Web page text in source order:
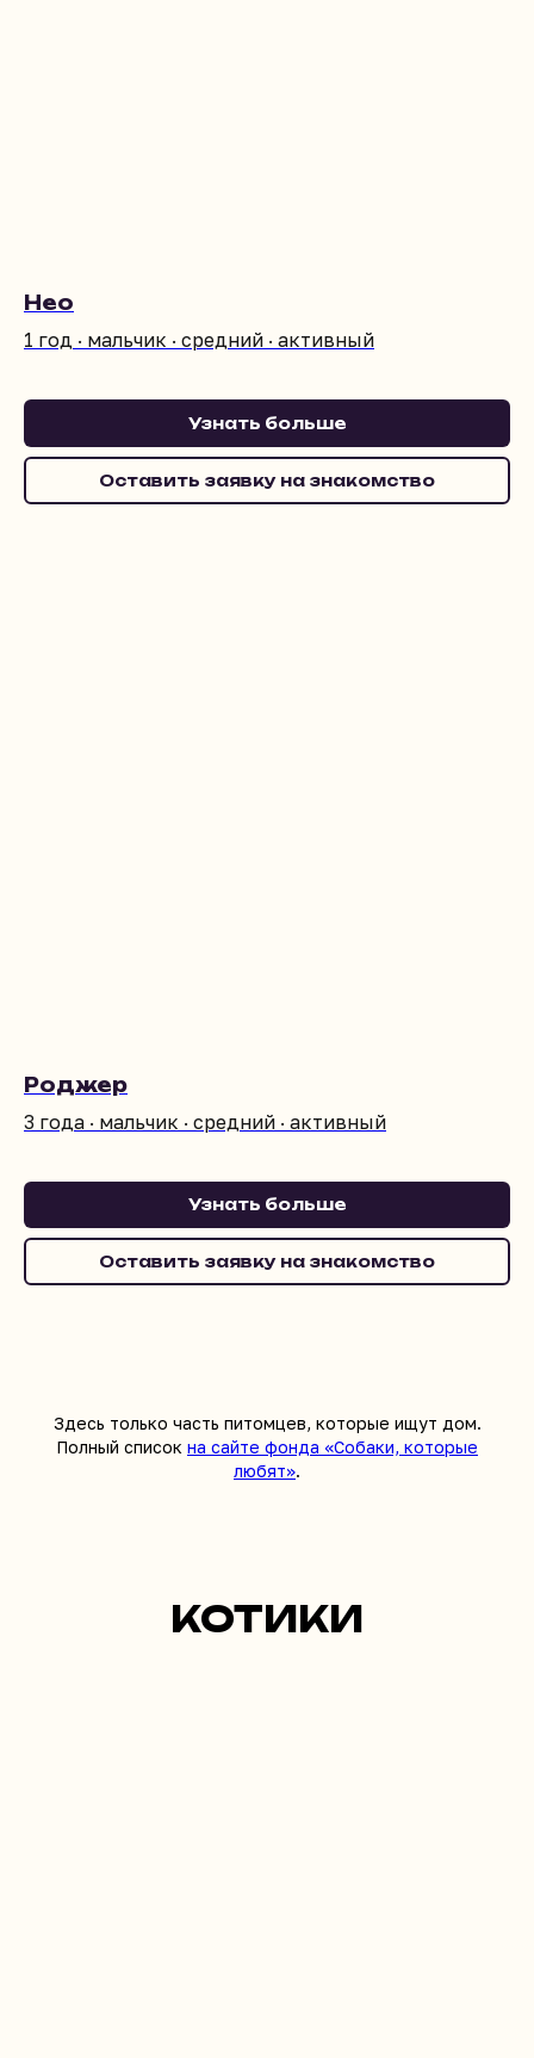
Нео
1 год · мальчик · средний · активный
Узнать больше
Оставить заявку на знакомство
Роджер
3 года · мальчик · средний · активный
Узнать больше
Оставить заявку на знакомство
Здесь только часть питомцев, которые ищут дом.
Полный список на сайте фонда «Собаки, которые
любят».
КОТИКИ